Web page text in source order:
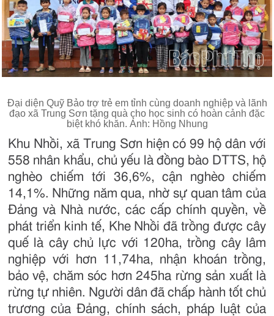
Đại diện Quỹ Bảo trợ trẻ em tỉnh cùng doanh nghiệp và lãnh
đạo xã Trung Sơn tặng quà cho học sinh có hoàn cảnh đặc
biệt khó khăn. Ảnh: Hồng Nhung
Khu Nhồi, xã Trung Sơn hiện có 99 hộ dân với
558 nhân khẩu, chủ yếu là đồng bào DTTS, hộ
nghèo chiếm tới 36,6%, cận nghèo chiếm
14,1%. Những năm qua, nhờ sự quan tâm của
Đảng và Nhà nước, các cấp chính quyền, về
phát triển kinh tế, Khe Nhồi đã trồng được cây
quế là cây chủ lực với 120ha, trồng cây lâm
nghiệp với hơn 11,74ha, nhận khoán trồng,
bảo vệ, chăm sóc hơn 245ha rừng sản xuất là
rừng tự nhiên. Người dân đã chấp hành tốt chủ
trương của Đảng, chính sách, pháp luật của